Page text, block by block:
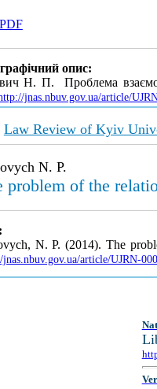
PDF
опис:
Н. П. Проблема
jnas.nbuv.gov.ua/article/
Law Review of Kyiv
N. P.
problem of the
N. P. (2014). The
article/UJRN-